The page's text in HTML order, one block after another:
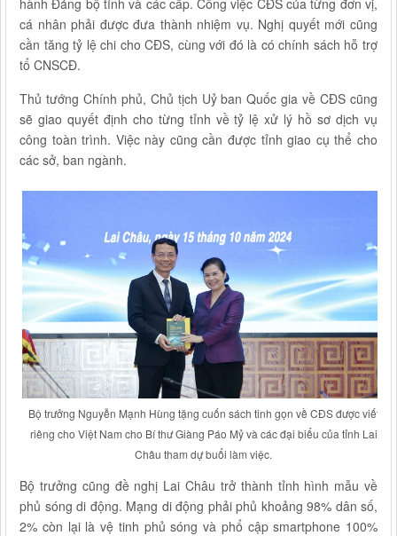
hành Đảng bộ tỉnh và các cấp. Công việc CĐS của từng đơn vị,
cá nhân phải được đưa thành nhiệm vụ. Nghị quyết mới cũng
cần tăng tỷ lệ chi cho CĐS, cùng với đó là có chính sách hỗ trợ
tổ CNSCĐ.
Thủ tướng Chính phủ, Chủ tịch Uỷ ban Quốc gia về CĐS cũng
sẽ giao quyết định cho từng tỉnh về tỷ lệ xử lý hồ sơ dịch vụ
công toàn trình. Việc này cũng cần được tỉnh giao cụ thể cho
các sở, ban ngành.
Bộ trưởng Nguyễn Mạnh Hùng tặng cuốn sách tinh gọn về CĐS được viết
riêng cho Việt Nam cho Bí thư Giàng Páo Mỷ và các đại biểu của tỉnh Lai
Châu tham dự buổi làm việc.
Bộ trưởng cũng đề nghị Lai Châu trở thành tỉnh hình mẫu về
phủ sóng di động. Mạng di động phải phủ khoảng 98% dân số,
2% còn lại là vệ tinh phủ sóng và phổ cập smartphone 100%